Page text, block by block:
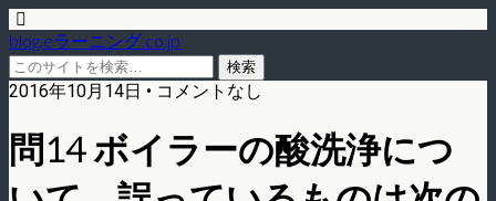
blog.eラーニング.co.jp
2016年10月14日 • コメントなし
問14 ボイラーの酸洗浄につ